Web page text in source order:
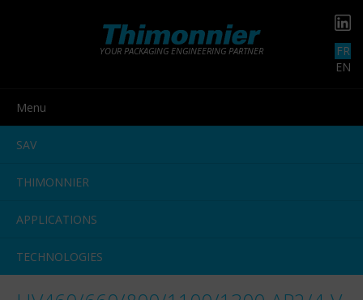
FR
EN
YOUR PACKAGING ENGINEERING PARTNER
Menu
SAV
THIMONNIER
APPLICATIONS
TECHNOLOGIES